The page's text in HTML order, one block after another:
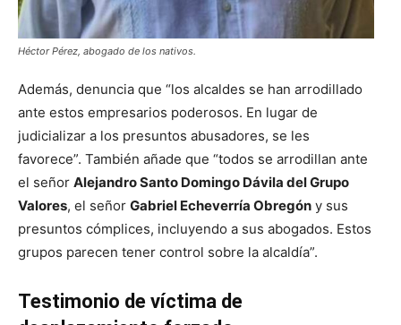
Héctor Pérez, abogado de los nativos.
Además, denuncia que “los alcaldes se han arrodillado
ante estos empresarios poderosos. En lugar de
judicializar a los presuntos abusadores, se les
favorece”. También añade que “todos se arrodillan ante
el señor Alejandro Santo Domingo Dávila del Grupo
Valores, el señor Gabriel Echeverría Obregón y sus
presuntos cómplices, incluyendo a sus abogados. Estos
grupos parecen tener control sobre la alcaldía”.
Testimonio de víctima de